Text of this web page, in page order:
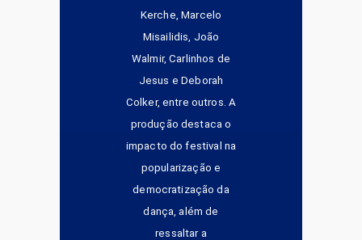
Kerche, Marcelo
Misailidis, João
Walmir, Carlinhos de
Jesus e Deborah
Colker, entre outros. A
produção destaca o
impacto do festival na
popularização e
democratização da
dança, além de
ressaltar a